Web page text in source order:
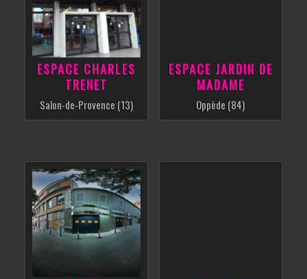
ESPACE CHARLES
TRENET
Salon-de-Provence (13)
ESPACE JARDIN DE
MADAME
Oppède (84)